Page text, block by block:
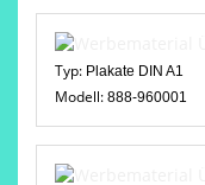
Typ: Plakate DIN A1
Modell: 888-960001